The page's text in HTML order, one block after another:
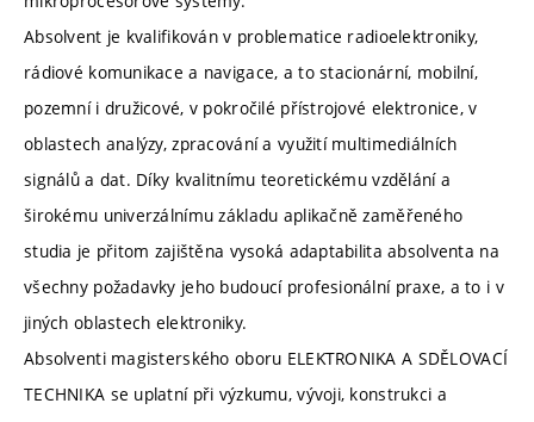
Absolvent je kvalifikován v problematice radioelektroniky,
rádiové komunikace a navigace, a to stacionární, mobilní,
pozemní i družicové, v pokročilé přístrojové elektronice, v
oblastech analýzy, zpracování a využití multimediálních
signálů a dat. Díky kvalitnímu teoretickému vzdělání a
širokému univerzálnímu základu aplikačně zaměřeného
studia je přitom zajištěna vysoká adaptabilita absolventa na
všechny požadavky jeho budoucí profesionální praxe, a to i v
jiných oblastech elektroniky.
Absolventi magisterského oboru ELEKTRONIKA A SDĚLOVACÍ
TECHNIKA se uplatní při výzkumu, vývoji, konstrukci a